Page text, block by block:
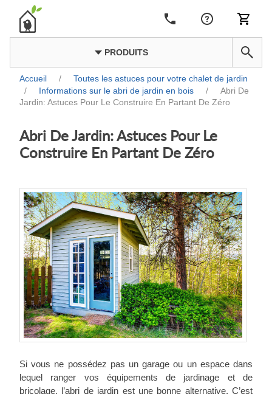
PRODUITS
Accueil /
Toutes les astuces pour votre chalet de jardin
/
Informations sur le abri de jardin en bois /
Abri De
Jardin: Astuces Pour Le Construire En Partant De Zéro
Abri De Jardin: Astuces Pour Le
Construire En Partant De Zéro
Si vous ne possédez pas un garage ou un espace dans
lequel ranger vos équipements de jardinage et de
bricolage, l’abri de jardin est une bonne alternative. C’est